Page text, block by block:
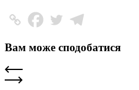
Вам може сподобатися